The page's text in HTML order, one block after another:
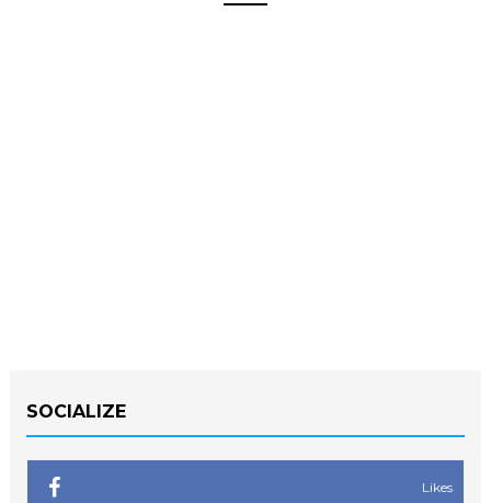
SOCIALIZE
Likes